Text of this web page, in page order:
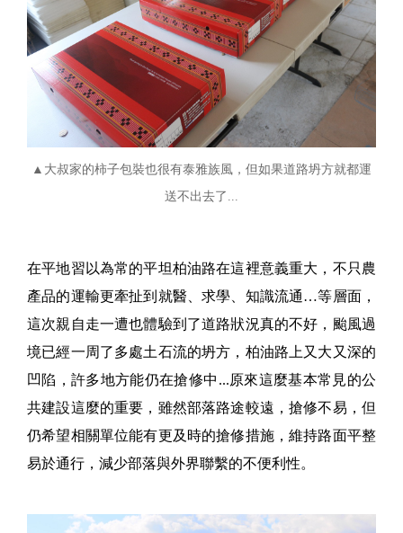
▲大叔家的柿子包裝也很有泰雅族風，但如果道路坍方就都運
送不出去了...
在平地習以為常的平坦柏油路在這裡意義重大，不只農
產品的運輸更牽扯到就醫、求學、知識流通…等層面，
這次親自走一遭也體驗到了道路狀況真的不好，颱風過
境已經一周了多處土石流的坍方，柏油路上又大又深的
凹陷，許多地方能仍在搶修中...原來這麼基本常見的公
共建設這麼的重要，雖然部落路途較遠，搶修不易，但
仍希望相關單位能有更及時的搶修措施，維持路面平整
易於通行，減少部落與外界聯繫的不便利性。